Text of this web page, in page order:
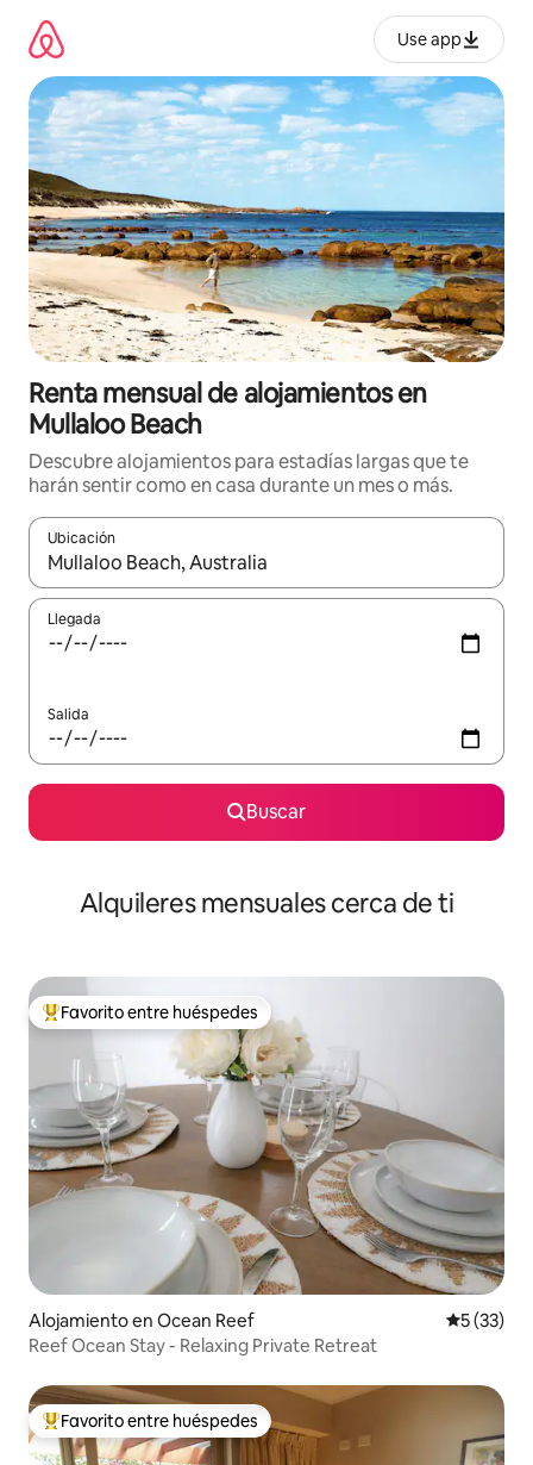
contenido
Use app
Renta mensual de alojamientos en
Mullaloo Beach
Descubre alojamientos para estadías largas que te
harán sentir como en casa durante un mes o más.
Ubicación
Cuando los resultados estén disponibles, navega con las
Llegada
Salida
Buscar
Alquileres mensuales cerca de ti
Favorito entre huéspedes preferido
Favorito entre huéspedes
Alojamiento en Ocean Reef
5 (33)
Reef Ocean Stay - Relaxing Private Retreat
Favorito entre huéspedes preferido
Favorito entre huéspedes